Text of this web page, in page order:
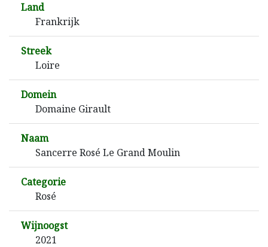
Land
Frankrijk
Streek
Loire
Domein
Domaine Girault
Naam
Sancerre Rosé Le Grand Moulin
Categorie
Rosé
Wijnoogst
2021